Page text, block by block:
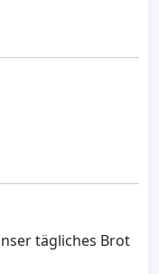
tägliches Brot